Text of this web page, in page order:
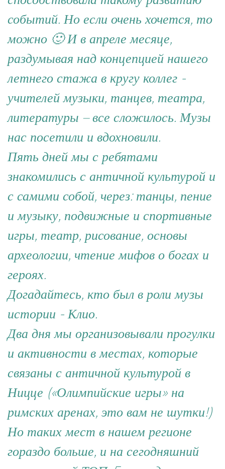
событий. Но если очень хочется, то
можно 🙂 И в апреле месяце,
раздумывая над концепцией нашего
летнего стажа в кругу коллег -
учителей музыки, танцев, театра,
литературы – все сложилось. Музы
нас посетили и вдохновили.
Пять дней мы с ребятами
знакомились с античной культурой и
с самими собой, через: танцы, пение
и музыку, подвижные и спортивные
игры, театр, рисование, основы
археологии, чтение мифов о богах и
героях.
Догадайтесь, кто был в роли музы
истории - Клио.
Два дня мы организовывали прогулки
и активности в местах, которые
связаны с античной культурой в
Ницце («Олимпийские игры» на
римских аренах, это вам не шутки!)
Но таких мест в нашем регионе
гораздо больше, и на сегодняшний